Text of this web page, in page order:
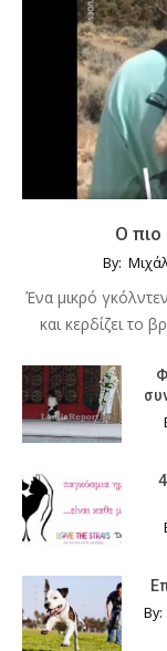
Ο
By:
Ένα μικρό
και κερδίζει το
By: